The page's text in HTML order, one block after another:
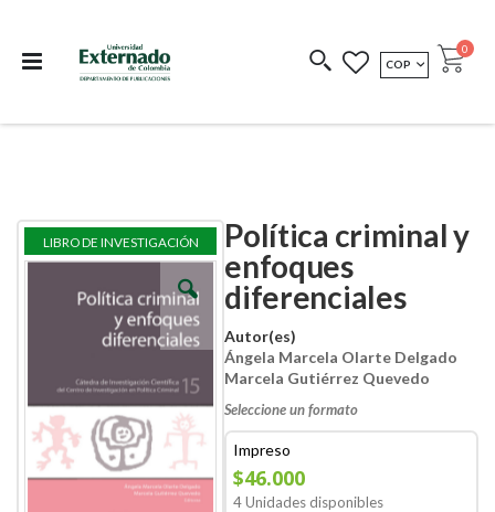
COEDICIONES REDIMIR CÓDIGO
MONEDA
COP Cart
0
Política criminal y
enfoques
diferenciales
Autor(es)
Ángela Marcela Olarte Delgado
Marcela Gutiérrez Quevedo
Seleccione un formato
Impreso
$46.000
4 Unidades disponibles
Skip
the
Skip
the
LIBRO DE INVESTIGACIÓN